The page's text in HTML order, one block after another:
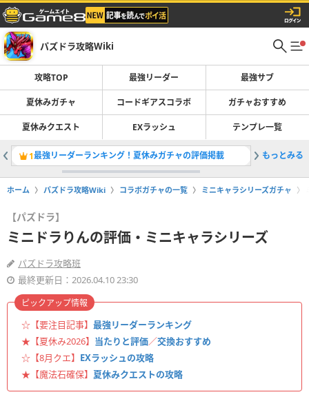
パズドラ攻略Wiki
攻略TOP 最強リーダー 最強サブ
夏休みガチャ コードギアスコラボ ガチャおすすめ
夏休みクエスト EXラッシュ テンプレ一覧
1最強リーダーランキング！夏休みガチャの評価掲載 2夏休み
もっとみる
ホーム パズドラ攻略Wiki コラボガチャの一覧 ミニキャラシリーズガチャ
【パズドラ】
ミニドラりんの評価・ミニキャラシリーズ
パズドラ攻略班
最終更新日：2026.04.10 23:30
☆【要注目記事】 最強リーダーランキング
★【夏休み2026】 当たりと評価／交換おすすめ
☆【8月クエ】 EXラッシュの攻略
★【魔法石確保】 夏休みクエストの攻略
ピックアップ情報